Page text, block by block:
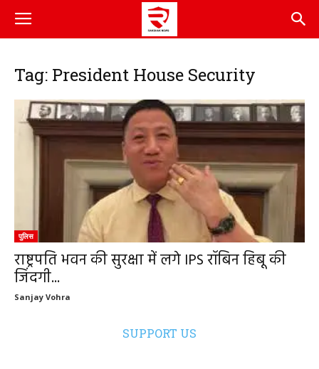
Tag: President House Security
पुलिस
राष्ट्रपति भवन की सुरक्षा में लगे IPS रॉबिन हिबू की
जिंदगी...
Sanjay Vohra
SUPPORT US